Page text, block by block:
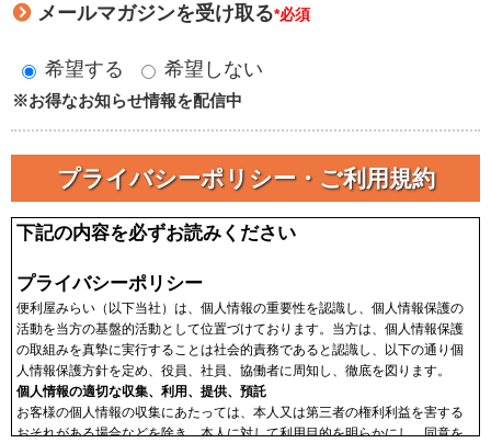
メールマガジンを受け取る*必須
希望する 希望しない
※お得なお知らせ情報を配信中
プライバシーポリシー・ご利用規約
下記の内容を必ずお読みください
プライバシーポリシー
便利屋みらい（以下当社）は、個人情報の重要性を認識し、個人情報保護の
活動を当方の基盤的活動として位置づけております。当方は、個人情報保護
の取組みを真摯に実行することは社会的責務であると認識し、以下の通り個
人情報保護方針を定め、役員、社員、協働者に周知し、徹底を図ります。
個人情報の適切な収集、利用、提供、預託
お客様の個人情報の収集にあたっては、本人又は第三者の権利利益を害する
おそれがある場合などを除き、本人に対して利用目的を明らかにし、同意を